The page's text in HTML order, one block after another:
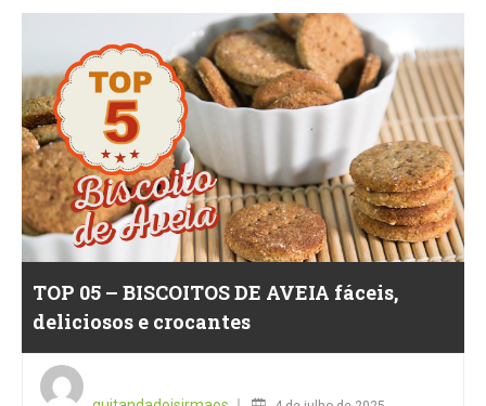
TOP 05 – BISCOITOS DE AVEIA fáceis,
deliciosos e crocantes